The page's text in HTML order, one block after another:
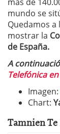
mundo se
Quedamos a
mostrar la
de España.
A
Telefónica
Imagen:
Chart:
Tamnien